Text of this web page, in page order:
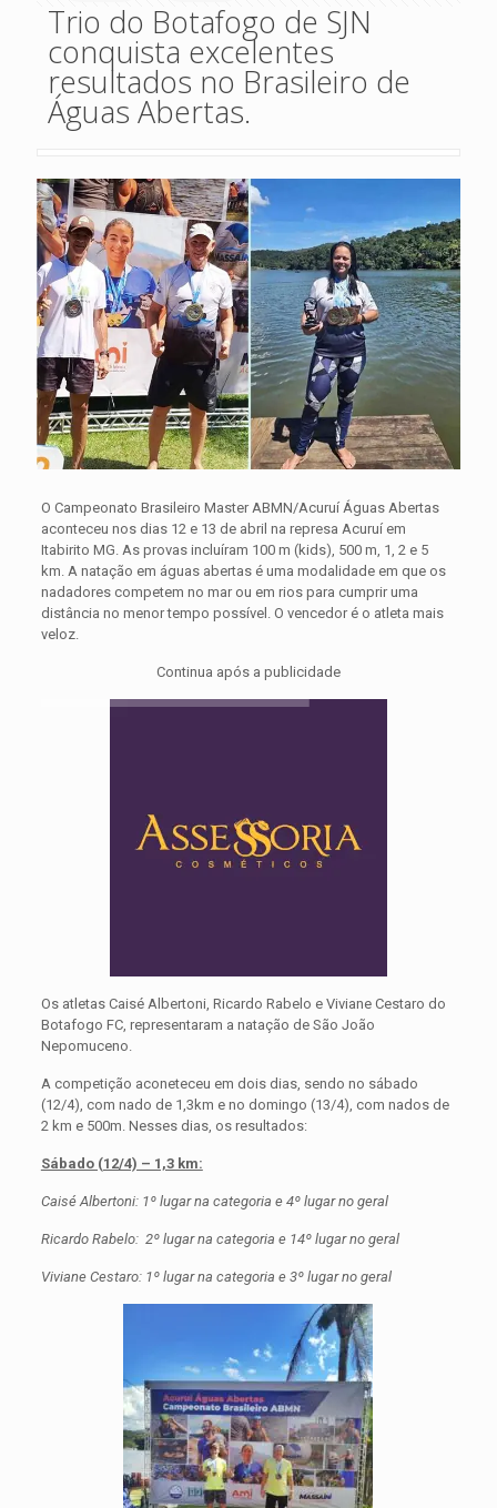
Trio do Botafogo de SJN
conquista excelentes
resultados no Brasileiro de
Águas Abertas.
O Campeonato Brasileiro Master ABMN/Acuruí Águas Abertas
aconteceu nos dias 12 e 13 de abril na represa Acuruí em
Itabirito MG. As provas incluíram 100 m (kids), 500 m, 1, 2 e 5
km. A natação em águas abertas é uma modalidade em que os
nadadores competem no mar ou em rios para cumprir uma
distância no menor tempo possível. O vencedor é o atleta mais
veloz.
Continua após a publicidade
Os atletas Caisé Albertoni, Ricardo Rabelo e Viviane Cestaro do
Botafogo FC, representaram a natação de São João
Nepomuceno.
A competição aconeteceu em dois dias, sendo no sábado
(12/4), com nado de 1,3km e no domingo (13/4), com nados de
2 km e 500m. Nesses dias, os resultados:
Sábado (12/4) – 1,3 km:
Caisé Albertoni: 1º lugar na categoria e 4º lugar no geral
Ricardo Rabelo: 2º lugar na categoria e 14º lugar no geral
Viviane Cestaro: 1º lugar na categoria e 3º lugar no geral